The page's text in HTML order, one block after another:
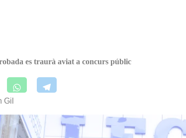
es traurà aviat a concurs públic
Gil